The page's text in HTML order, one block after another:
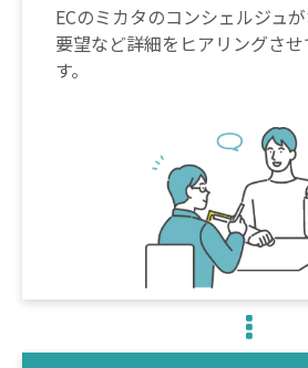
ECのミカタのコンシェルジュが
要望など詳細をヒアリングさ
す。